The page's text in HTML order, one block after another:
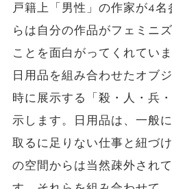
戸籍上「男性」の作家が4
らは自分の作品がフェミニ
ことを面白がってくれてい
日用品を組み合わせたオブ
時に展示する「殺・人・兵
示します。日用品は、一般
取るに足りない仕事と紐づ
の空間からは当然疎外され